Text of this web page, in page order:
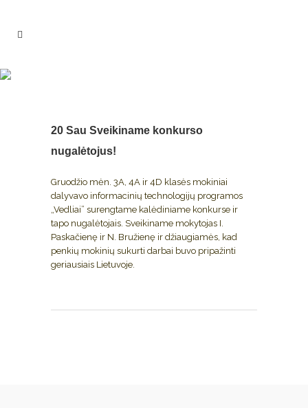
20 Sau Sveikiname konkurso
nugalėtojus!
Gruodžio mėn. 3A, 4A ir 4D klasės mokiniai
dalyvavo informacinių technologijų programos
„Vedliai” surengtame kalėdiniame konkurse ir
tapo nugalėtojais. Sveikiname mokytojas I.
Paskačienę ir N. Bružienę ir džiaugiamės, kad
penkių mokinių sukurti darbai buvo pripažinti
geriausiais Lietuvoje.